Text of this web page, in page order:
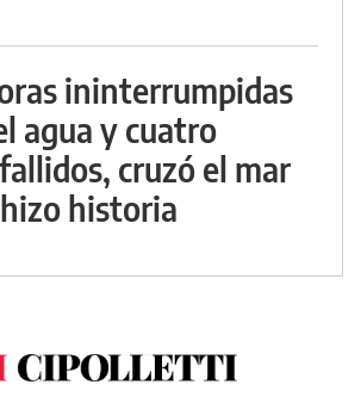
ininterrumpidas
agua y cuatro
cruzó el mar
historia